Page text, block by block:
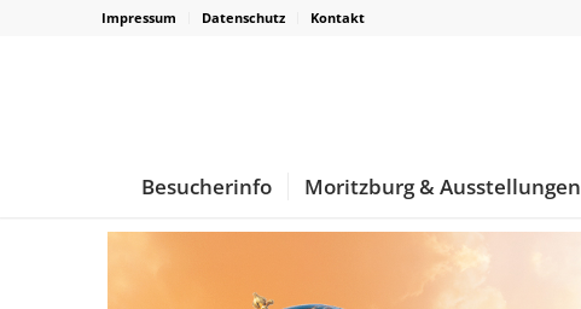
Impressum Datenschutz Kontakt
Besucherinfo Moritzburg & Ausstellungen